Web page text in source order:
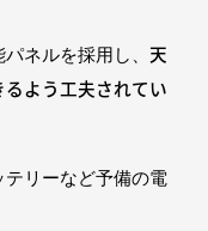
ネルを採用し、 天
よう工夫されてい
リーなど予備の電